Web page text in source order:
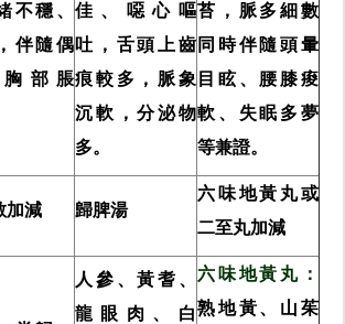
不穩、
伴隨偶
部脹
佳、噁心嘔
吐，舌頭上齒
痕較多，脈象
沉軟，分泌物
多。
苔，脈多細數
同時伴隨頭暈
目眩、腰膝痠
軟、失眠多夢
等兼證。
加減 歸脾湯
六味地黃丸或
二至丸加減
人參、黃耆、
龍眼肉、白
六味地黃丸：
熟地黃、山茱